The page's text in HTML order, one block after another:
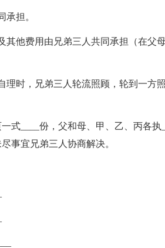
承担。
其他费用由兄弟三人共同承担（在父
理时，兄弟三人轮流照顾，轮到一方
式____份，父和母、甲、乙、丙各
事宜兄弟三人协商解决。